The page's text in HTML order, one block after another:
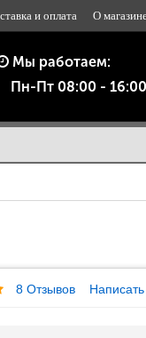
и оплата О
Мы работаем:
Пн-Пт 08:00 - 16:00
8 Отзывов